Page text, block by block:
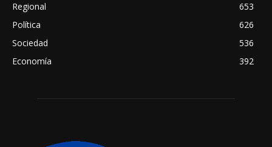
Regional
653
Política
626
Sociedad
536
Economía
392